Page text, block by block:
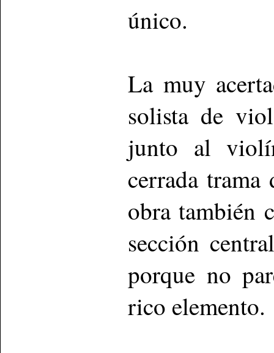
único.
La muy
solista de
junto al
cerrada
obra también
sección
porque no
rico elemento.